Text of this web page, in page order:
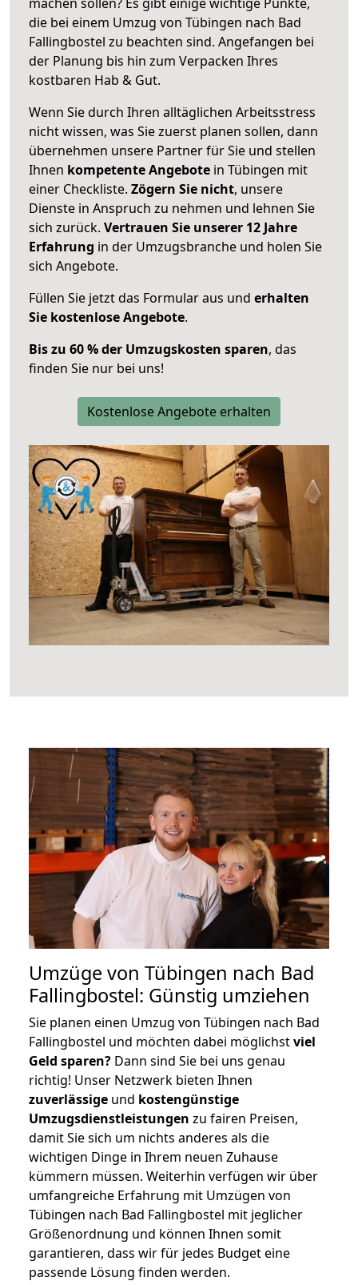
die bei einem Umzug von Tübingen nach Bad
Fallingbostel zu beachten sind. Angefangen bei
der Planung bis hin zum Verpacken Ihres
kostbaren Hab & Gut.
Wenn Sie durch Ihren alltäglichen Arbeitsstress
nicht wissen, was Sie zuerst planen sollen, dann
übernehmen unsere Partner für Sie und stellen
Ihnen kompetente Angebote in Tübingen mit
einer Checkliste. Zögern Sie nicht, unsere
Dienste in Anspruch zu nehmen und lehnen Sie
sich zurück. Vertrauen Sie unserer 12 Jahre
Erfahrung in der Umzugsbranche und holen Sie
sich Angebote.
Füllen Sie jetzt das Formular aus und erhalten
Sie kostenlose Angebote.
Bis zu 60 % der Umzugskosten sparen, das
finden Sie nur bei uns!
Kostenlose Angebote erhalten
Umzüge von Tübingen nach Bad
Fallingbostel: Günstig umziehen
Sie planen einen Umzug von Tübingen nach Bad
Fallingbostel und möchten dabei möglichstviel
Geld sparen? Dann sind Sie bei uns genau
richtig! Unser Netzwerk bieten Ihnen
zuverlässige und kostengünstige
Umzugsdienstleistungen zu fairen Preisen,
damit Sie sich um nichts anderes als die
wichtigen Dinge in Ihrem neuen Zuhause
kümmern müssen. Weiterhin verfügen wir über
umfangreiche Erfahrung mit Umzügen von
Tübingen nach Bad Fallingbostel mit jeglicher
Größenordnung und können Ihnen somit
garantieren, dass wir für jedes Budget eine
passende Lösung finden werden.